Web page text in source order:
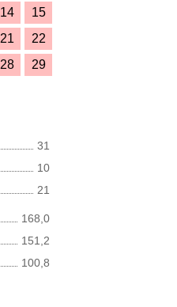
14
15
21
22
28
29
31
10
21
168,0
151,2
100,8